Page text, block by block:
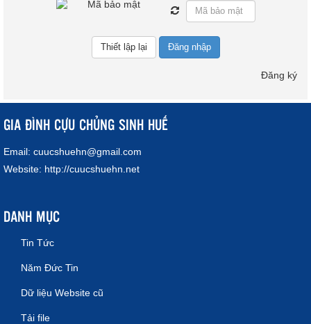
Đăng nhập
Đăng ký
GIA ĐÌNH CỰU CHỦNG SINH HUẾ
Email: cuucshuehn@gmail.com
Website: http://cuucshuehn.net
DANH MỤC
Tin Tức
Năm Đức Tin
Dữ liệu Website cũ
Tải file